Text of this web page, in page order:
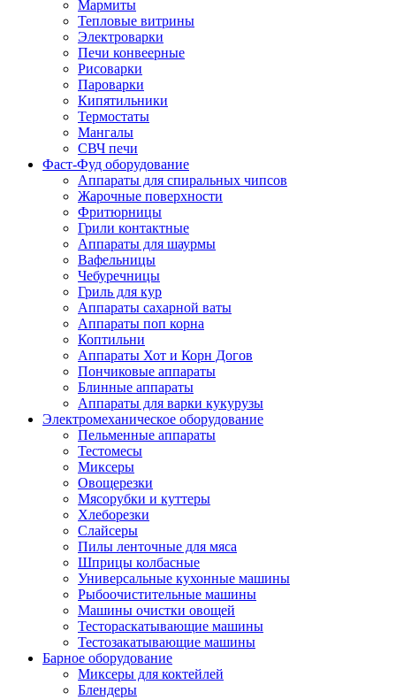
Мармиты
Тепловые витрины
Электроварки
Печи конвеерные
Рисоварки
Пароварки
Кипятильники
Термостаты
Мангалы
СВЧ печи
Фаст-Фуд оборудование
Аппараты для спиральных чипсов
Жарочные поверхности
Фритюрницы
Грили контактные
Аппараты для шаурмы
Вафельницы
Чебуречницы
Гриль для кур
Аппараты сахарной ваты
Аппараты поп корна
Коптильни
Аппараты Хот и Корн Догов
Пончиковые аппараты
Блинные аппараты
Аппараты для варки кукурузы
Электромеханическое оборудование
Пельменные аппараты
Тестомесы
Миксеры
Овощерезки
Мясорубки и куттеры
Хлеборезки
Слайсеры
Пилы ленточные для мяса
Шприцы колбасные
Универсальные кухонные машины
Рыбоочистительные машины
Машины очистки овощей
Тестораскатывающие машины
Тестозакатывающие машины
Барное оборудование
Миксеры для коктейлей
Блендеры